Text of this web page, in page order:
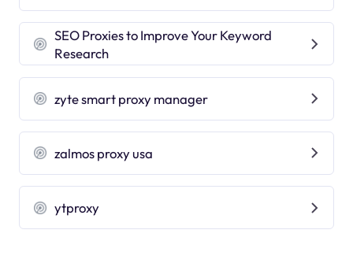
SEO Proxies to Improve Your Keyword
Research
zyte smart proxy manager
zalmos proxy usa
ytproxy